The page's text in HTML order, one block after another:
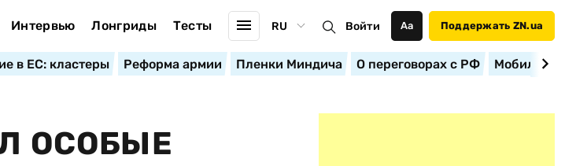
Интервью Лонгриды Тесты RU Войти Аа Поддержать ZN.ua
в ЕС: кластеры Реформа армии Пленки Миндича О переговорах с РФ
ОСОБЫЕ